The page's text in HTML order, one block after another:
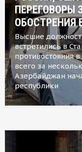
ПЕРЕГОВОРЫ
ОБОСТРЕНИЯ
Высшие
встретились в
противостояния
всего за
Азербайджан
республики